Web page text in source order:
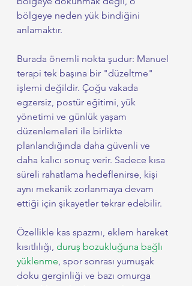
bölgeye neden yük bindiğini
anlamaktır.
Burada önemli nokta şudur: Manuel
terapi tek başına bir "düzeltme"
işlemi değildir. Çoğu vakada
egzersiz, postür eğitimi, yük
yönetimi ve günlük yaşam
düzenlemeleri ile birlikte
planlandığında daha güvenli ve
daha kalıcı sonuç verir. Sadece kısa
süreli rahatlama hedeflenirse, kişi
aynı mekanik zorlanmaya devam
ettiği için şikayetler tekrar edebilir.
Özellikle kas spazmı, eklem hareket
kısıtlılığı, duruş bozukluğuna bağlı
yüklenme, spor sonrası yumuşak
doku gerginliği ve bazı omurga